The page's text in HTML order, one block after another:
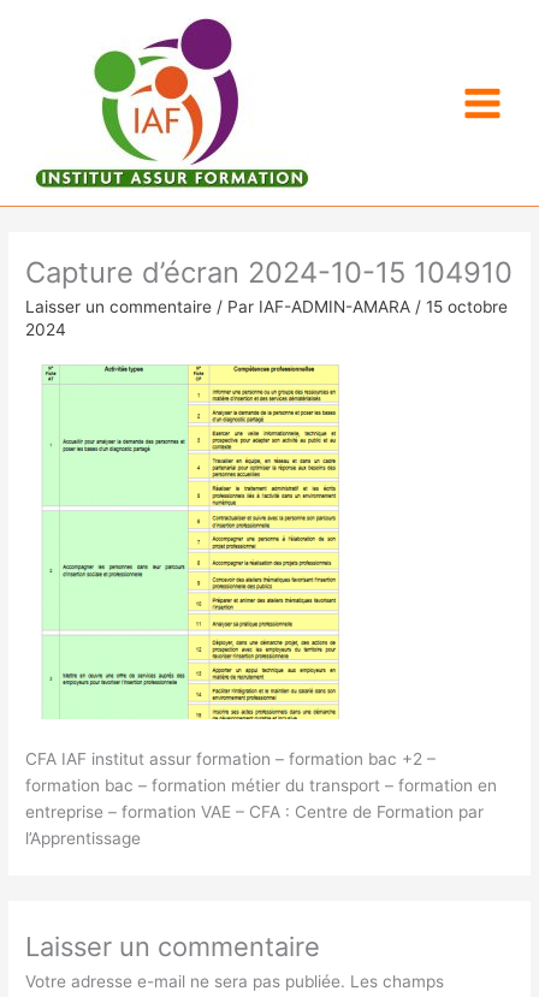
Capture d’écran 2024-10-15 104910
Laisser un commentaire / Par IAF-ADMIN-AMARA /15 octobre
2024
CFA IAF institut assur formation – formation bac +2 –
formation bac – formation métier du transport – formation en
entreprise – formation VAE – CFA : Centre de Formation par
l’Apprentissage
Laisser un commentaire
Votre adresse e-mail ne sera pas publiée. Les champs